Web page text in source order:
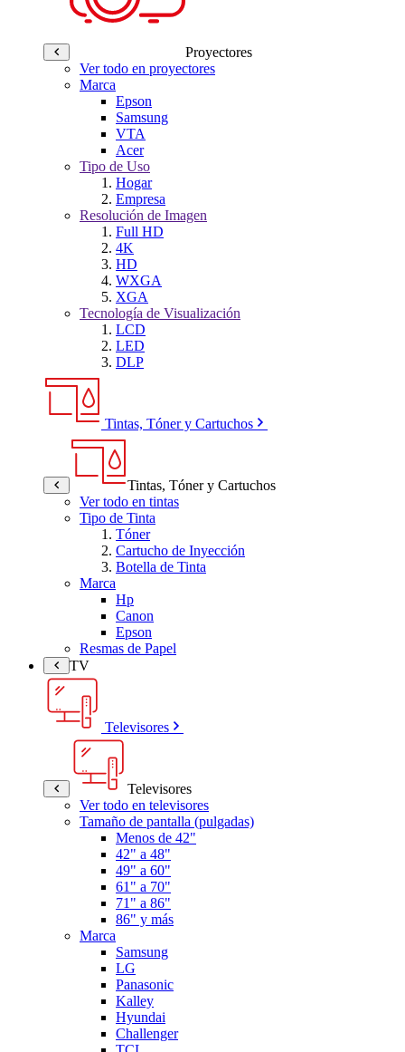
Proyectores
Ver todo en proyectores
Marca
Epson
Samsung
VTA
Acer
Tipo de Uso
Hogar
Empresa
Resolución de Imagen
Full HD
4K
HD
WXGA
XGA
Tecnología de Visualización
LCD
LED
DLP
Tintas, Tóner y Cartuchos
Tintas, Tóner y Cartuchos
Ver todo en tintas
Tipo de Tinta
Tóner
Cartucho de Inyección
Botella de Tinta
Marca
Hp
Canon
Epson
Resmas de Papel
TV
Televisores
Televisores
Ver todo en televisores
Tamaño de pantalla (pulgadas)
Menos de 42"
42" a 48"
49" a 60"
61" a 70"
71" a 86"
86" y más
Marca
Samsung
LG
Panasonic
Kalley
Hyundai
Challenger